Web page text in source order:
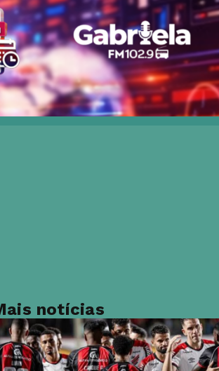
notícias